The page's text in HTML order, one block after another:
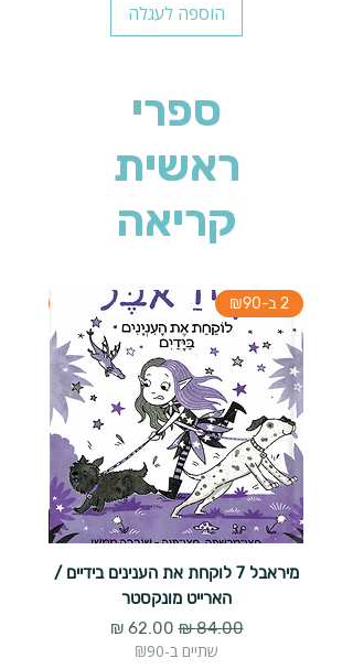
הוספה לעגלה
ספרי
ראשית
קריאה
2 ב-₪90
מיראבל 7 לוקחת את הענינים בידיים /
הארייט מונקסטר
מחיר רגיל‏84.00 ‏₪ מחיר מבצע
שתיים ב-₪90